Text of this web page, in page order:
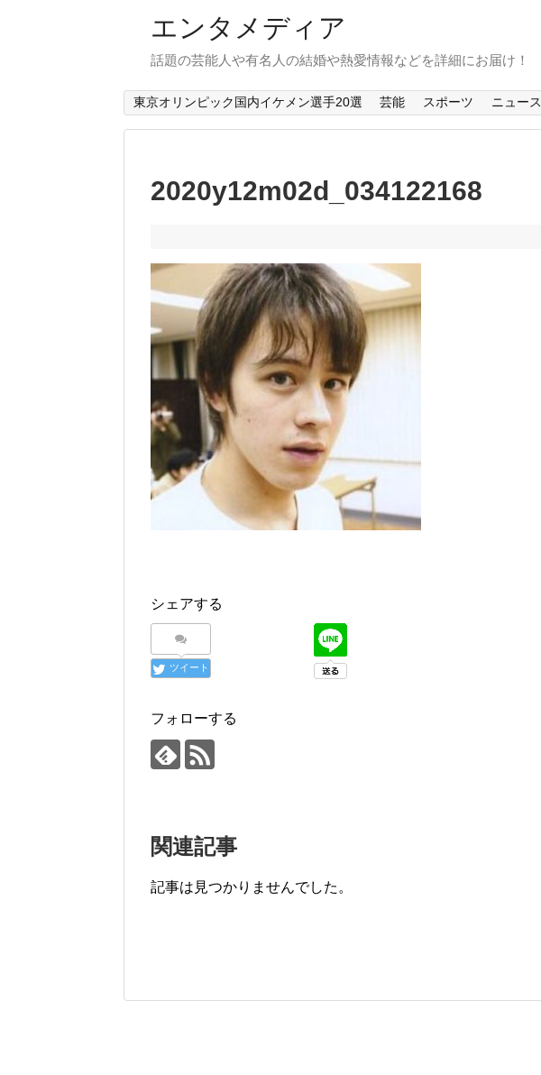
エンタメディア
話題の芸能人や有名人の結婚や熱愛情報などを詳細にお届け！
東京オリンピック国内イケメン選手20選 芸能 スポーツ ニュース
2020y12m02d_034122168
シェアする
ツイート
フォローする
関連記事
記事は見つかりませんでした。